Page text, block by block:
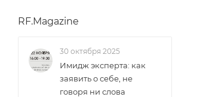
RF.Magazine
30 октября 2025
Имидж эксперта: как
заявить о себе, не
говоря ни слова